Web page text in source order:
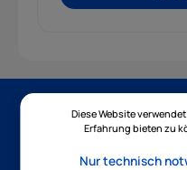
Abonnieren Sie jetzt
Diese Website
Erfahrung bieten zu
Nur technisch